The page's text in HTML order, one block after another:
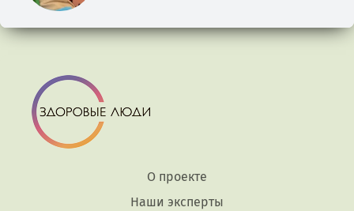
О проекте
Наши эксперты